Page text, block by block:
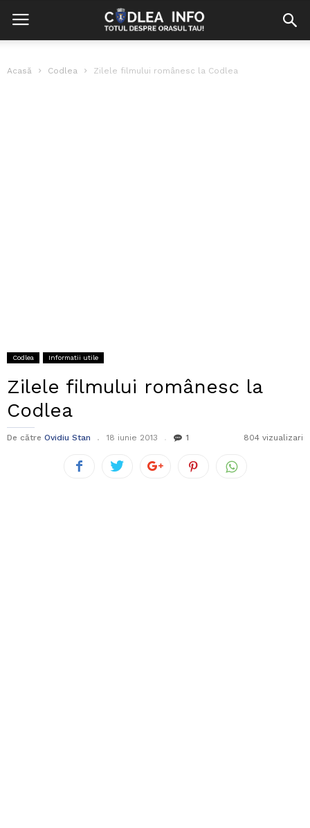
Acasă Codlea Zilele filmului românesc la Codlea
Codlea Informatii utile
Zilele filmului românesc la
Codlea
De către Ovidiu Stan 18 iunie 2013 1 804 vizualizari